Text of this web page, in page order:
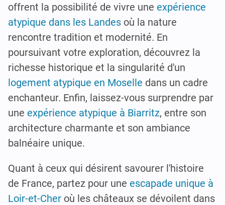
offrent la possibilité de vivre une expérience
atypique dans les Landes où la nature
rencontre tradition et modernité. En
poursuivant votre exploration, découvrez la
richesse historique et la singularité d'un
logement atypique en Moselle dans un cadre
enchanteur. Enfin, laissez-vous surprendre par
une expérience atypique à Biarritz, entre son
architecture charmante et son ambiance
balnéaire unique.
Quant à ceux qui désirent savourer l'histoire
de France, partez pour une escapade unique à
Loir-et-Cher où les châteaux se dévoilent dans